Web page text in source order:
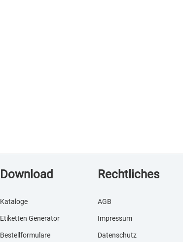
Download
Kataloge
Etiketten Generator
Bestellformulare
Rechtliches
AGB
Impressum
Datenschutz